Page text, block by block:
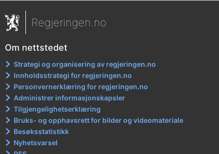
Regjeringen.no
Om nettstedet
Strategi og organisering av regjeringen.no
Innholdsstrategi for regjeringen.no
Personvernerklæring for regjeringen.no
Administrer informasjonskapsler
Tilgjengelighetserklæring
Bruks- og opphavsrett for bilder og videomateriale
Besøksstatistikk
Nyhetsvarsel